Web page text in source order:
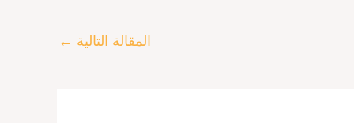
المقالة التالية ←